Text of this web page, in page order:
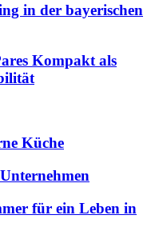
in der bayerischen
Kompakt als
Küche
für ein Leben in